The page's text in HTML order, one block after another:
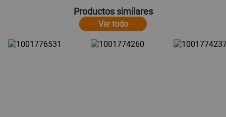
Productos similares
Ver todo